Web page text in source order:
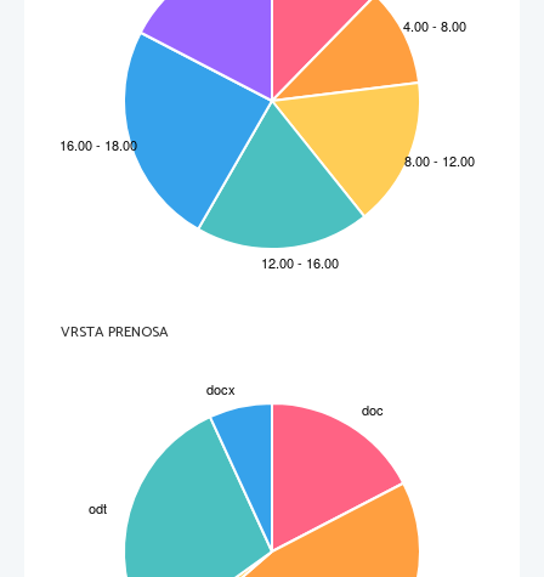
25%
Iz rezultatov je razvidno, da razmerje med povprečno maso kalčka
in povprečno maso obeh kličnih listov s časom pada – kalček torej raste, medtem ko
klična lista ostajata več ali manj iste velikosti.
Rezultate sem prejela od sošolke Metke Trobec.
Povprečna masa kalčka je v dobi mirovanja majhna v primerjavi s
povprečno maso kličnih listov, ki ga obdajajo, kasneje pa se veča na račun razvoja
rastline. Vsi bodoči rastlinski deli se namreč razvijejo iz kalčka (iz rasnega vršička se
razvijejo stebelce in listi, iz zarodkove koreničice pa glavna in stranske korenine).
Stušek, P. – BIOLOGIJA 2 in 3, Ljubljana: DZS, 2000
VRSTA PRENOSA